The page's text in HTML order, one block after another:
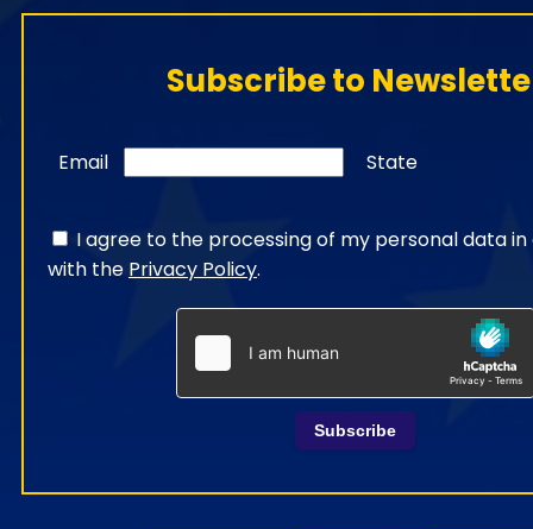
Subscribe to
Email State
I agree to the processing of my personal data
with the Privacy Policy.
Subscribe